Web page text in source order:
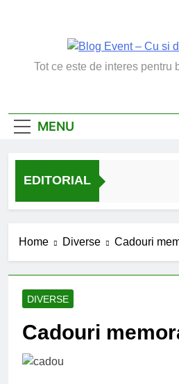
Blog
Tot ce este de interes pentru
MENU
EDITORIAL
5
Home Diverse Cadouri
DIVERSE
Cadouri